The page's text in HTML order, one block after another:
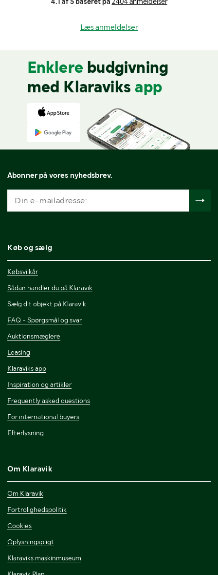
Læs anmeldelser
Enklere budgivning
med Klaraviks app
Abonner på vores nyhedsbrev.
Køb og sælg
Købsvilkår
Sådan handler du på Klaravik
Sælg dit objekt på Klaravik
FAQ - Spørgsmål og svar
Auktionsmæglere
Leasing
Klaraviks app
Inspiration og artikler
Frequently asked questions
For international buyers
Efterlysning
Om Klaravik
Om Klaravik
Fortrolighedspolitik
Cookies
Oplysningspligt
Klaraviks maskinmuseum